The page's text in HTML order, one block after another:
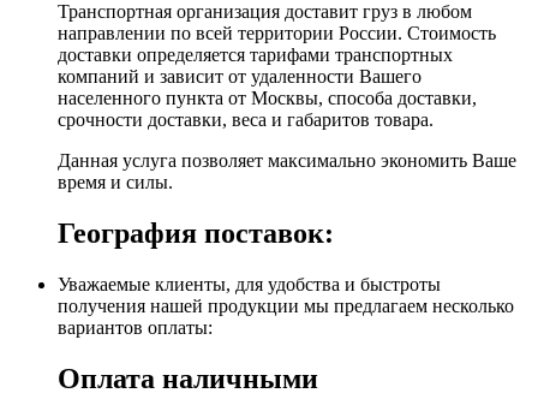
Транспортная организация доставит груз в любом
направлении по всей территории России. Стоимость
доставки определяется тарифами транспортных
компаний и зависит от удаленности Вашего
населенного пункта от Москвы, способа доставки,
срочности доставки, веса и габаритов товара.
Данная услуга позволяет максимально экономить Ваше
время и силы.
География поставок:
Уважаемые клиенты, для удобства и быстроты
получения нашей продукции мы предлагаем несколько
вариантов оплаты:
Оплата наличными